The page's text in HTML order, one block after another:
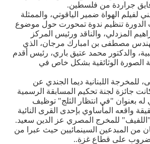
جراردة من فلسطين.
الهواة ضمير الياقوتي، والممثلة
الدورة تنظيم ندوة تمحورت حول موضوع
المزدلي، والناقد ورئيس المركز
مصطفى بن امبارك مرجان، الذي
والأجنبية، والدكتور محمد عتيق باري، رئيس أقدم
الصورة الوثائقية بشكل خاص في
للمخرجة اللبنانية ديما الجندي عن
جائزة لجنة تحكيم المسابقة الرسمية
بعنوان "في انتظار الثلج" توظيف
واقعه المأساوي بإحدى القرى النائية
للمخرج المصري عز الدين سعيد.
من المبدعين السينمائيين حيث عبرا من
على قطاع غزة..